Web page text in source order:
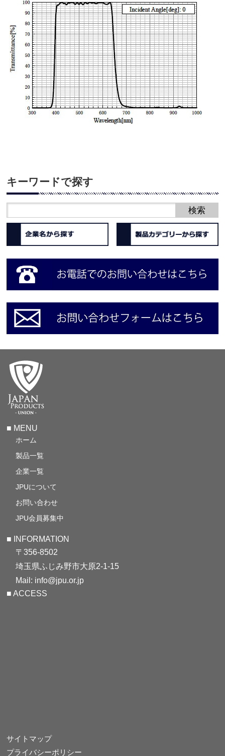
キーワードで探す
■ MENU
ホーム
製品一覧
企業一覧
JPUについて
お問い合わせ
JPU会員募集中
■ INFORMATION
〒356-8502
埼玉県ふじみ野市大原2-1-15
Mail: info@jpu.or.jp
■ ACCESS
サイトマップ
プライバシーポリシー